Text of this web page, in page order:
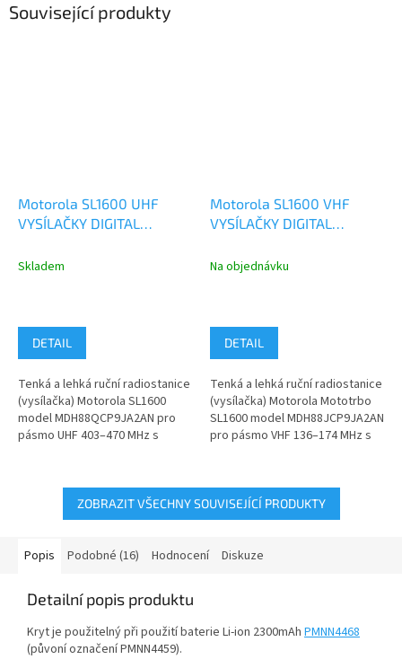
Související produkty
Motorola SL1600 UHF
VYSÍLAČKY DIGITAL
MDH88QCP9JA2AN
Skladem
DETAIL
Tenká a lehká ruční radiostanice
(vysílačka) Motorola SL1600
model MDH88QCP9JA2AN pro
pásmo UHF 403–470 MHz s
Motorola SL1600 VHF
VYSÍLAČKY DIGITAL
MDH88JCP9JA2AN
Na objednávku
DETAIL
Tenká a lehká ruční radiostanice
(vysílačka) Motorola Mototrbo
SL1600 model MDH88JCP9JA2AN
pro pásmo VHF 136–174 MHz s
ZOBRAZIT VŠECHNY SOUVISEJÍCÍ PRODUKTY
Popis Podobné (16) Hodnocení Diskuze
Detailní popis produktu
Kryt je použitelný při použití baterie Li-ion 2300mAh PMNN4468
(půvoní označení PMNN4459).